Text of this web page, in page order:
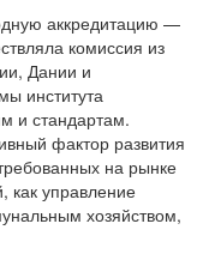
аккредитацию —
комиссия из
Дании и
института
и стандартам.
фактор развития
на рынке
как управление
хозяйством,